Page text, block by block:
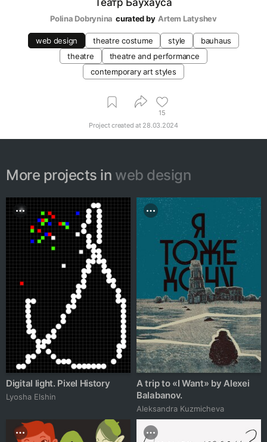
Театр Баухауса
Polina Dobrynina curated by Artem Latyshev
web design theatre costume style
bauhaus
theatre
theatre and performance
contemporary art styles
15
Project created at 28.03.2024
More projects in web design
Digital light. Pixel History
Lyosha Elshin
A trip to «I Want» by Alexei
Balabanov.
Aleksandra Kuzmicheva